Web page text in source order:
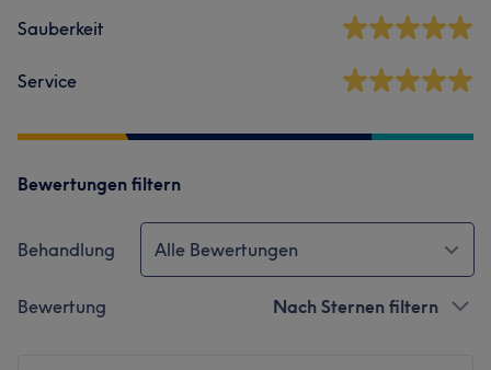
Sauberkeit
Service
Bewertungen filtern
Behandlung Alle Bewertungen
Bewertung Nach Sternen filtern